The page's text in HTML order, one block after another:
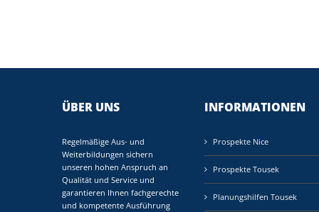
ÜBER UNS
Regelmäßige Aus- und
Weiterbildungen sichern
unseren hohen Anspruch an
Qualität und Service und
garantieren Ihnen fachgerechte
und kompetente Ausführung
INFORMATIONEN
Prospekte Nice
Prospekte Tousek
Planungshilfen Tousek